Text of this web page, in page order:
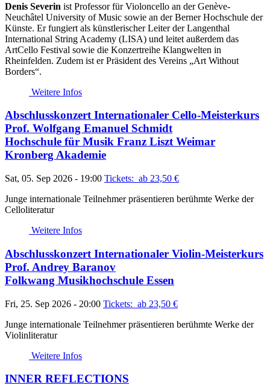
Denis Severin ist Professor für Violoncello an der Genève-
Neuchâtel University of Music sowie an der Berner Hochschule der
Künste. Er fungiert als künstlerischer Leiter der Langenthal
International String Academy (LISA) und leitet außerdem das
ArtCello Festival sowie die Konzertreihe Klangwelten in
Rheinfelden. Zudem ist er Präsident des Vereins „Art Without
Borders“.
Weitere Infos
Abschlusskonzert Internationaler Cello-Meisterkurs
Prof. Wolfgang Emanuel Schmidt
Hochschule für Musik Franz Liszt Weimar
Kronberg Akademie
Sat, 05. Sep 2026 - 19:00 Tickets: ab 23,50 €
Junge internationale Teilnehmer präsentieren berühmte Werke der
Celloliteratur
Weitere Infos
Abschlusskonzert Internationaler Violin-Meisterkurs
Prof. Andrey Baranov
Folkwang Musikhochschule Essen
Fri, 25. Sep 2026 - 20:00 Tickets: ab 23,50 €
Junge internationale Teilnehmer präsentieren berühmte Werke der
Violinliteratur
Weitere Infos
INNER REFLECTIONS